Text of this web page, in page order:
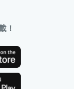
！